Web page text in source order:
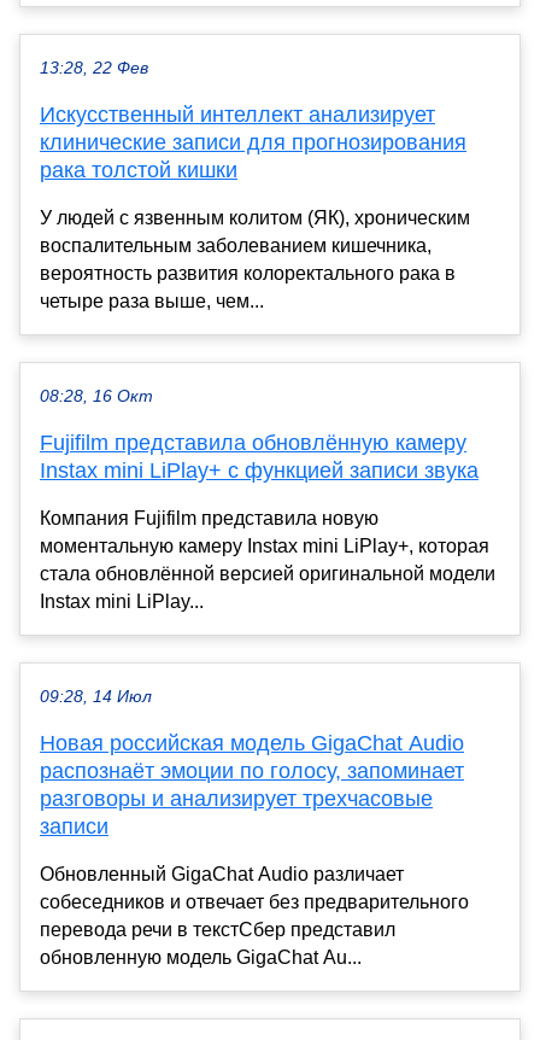
13:28, 22 Фев
Искусственный интеллект анализирует
клинические записи для прогнозирования
рака толстой кишки
У людей с язвенным колитом (ЯК), хроническим
воспалительным заболеванием кишечника,
вероятность развития колоректального рака в
четыре раза выше, чем...
08:28, 16 Окт
Fujifilm представила обновлённую камеру
Instax mini LiPlay+ с функцией записи звука
Компания Fujifilm представила новую
моментальную камеру Instax mini LiPlay+, которая
стала обновлённой версией оригинальной модели
Instax mini LiPlay...
09:28, 14 Июл
Новая российская модель GigaChat Audio
распознаёт эмоции по голосу, запоминает
разговоры и анализирует трехчасовые
записи
Обновленный GigaChat Audio различает
собеседников и отвечает без предварительного
перевода речи в текстСбер представил
обновленную модель GigaChat Au...